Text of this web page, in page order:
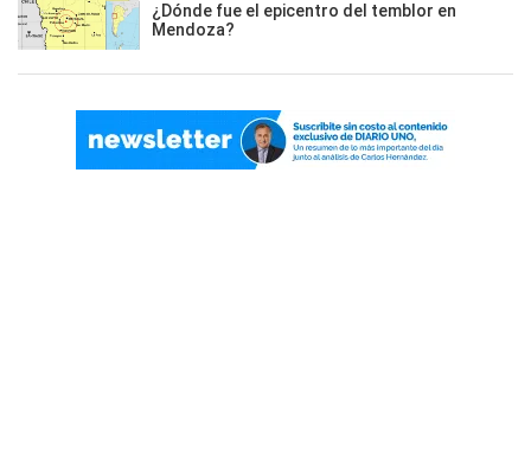
¿Dónde fue el epicentro del temblor en
Mendoza?